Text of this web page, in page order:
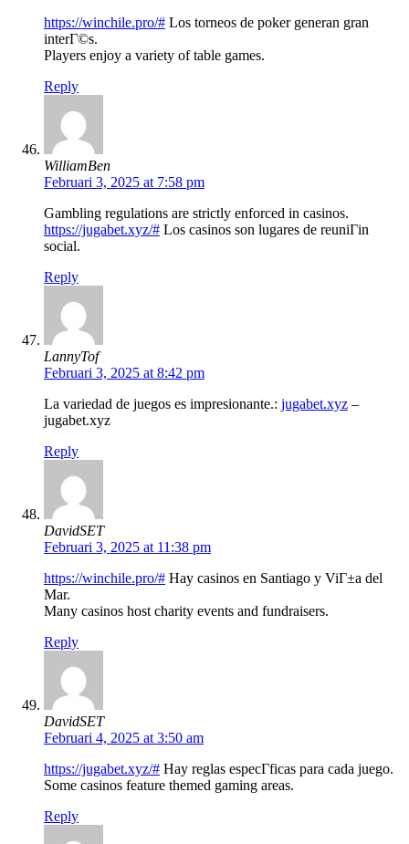
https://winchile.pro/# Los torneos de poker generan gran
interГ©s.
Players enjoy a variety of table games.
Reply
WilliamBen
Februari 3, 2025 at 7:58 pm
Gambling regulations are strictly enforced in casinos.
https://jugabet.xyz/# Los casinos son lugares de reuniГіn
social.
Reply
LannyTof
Februari 3, 2025 at 8:42 pm
La variedad de juegos es impresionante.: jugabet.xyz –
jugabet.xyz
Reply
DavidSET
Februari 3, 2025 at 11:38 pm
https://winchile.pro/# Hay casinos en Santiago y ViГ±a del
Mar.
Many casinos host charity events and fundraisers.
Reply
DavidSET
Februari 4, 2025 at 3:50 am
https://jugabet.xyz/# Hay reglas especГ­ficas para cada juego.
Some casinos feature themed gaming areas.
Reply